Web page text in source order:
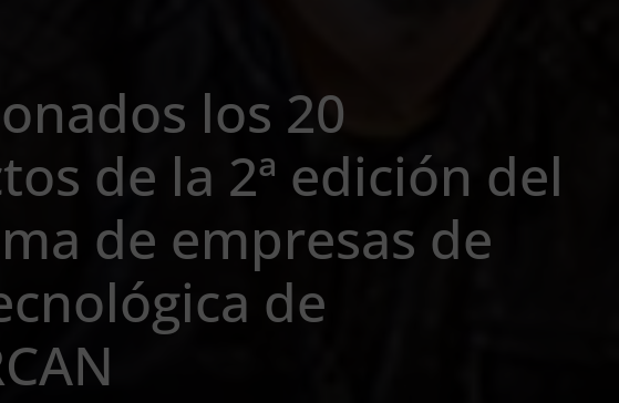
los 20
de la 2ª edición del
de empresas de
de